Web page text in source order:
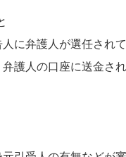
に弁護人が選任され
護人の口座に送金さ